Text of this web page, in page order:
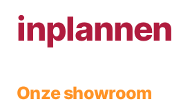
inplannen
Onze showroom